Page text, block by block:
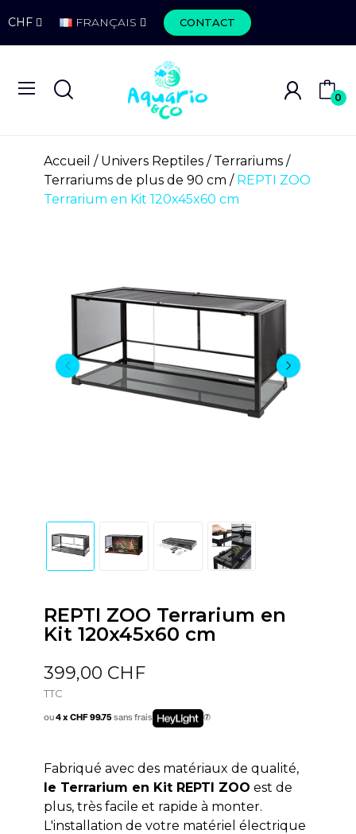
CHF FRANÇAIS CONTACT
0
Accueil Univers Reptiles
Terrariums
Terrariums de plus de 90 cm
REPTI ZOO
Terrarium en Kit 120x45x60 cm
REPTI ZOO Terrarium en
Kit 120x45x60 cm
399,00 CHF
TTC
ou4 x CHF 99.75sans frais
Fabriqué avec des matériaux de qualité,
le Terrarium en Kit REPTI ZOO est de
plus, très facile et rapide à monter.
L'installation de votre matériel électrique